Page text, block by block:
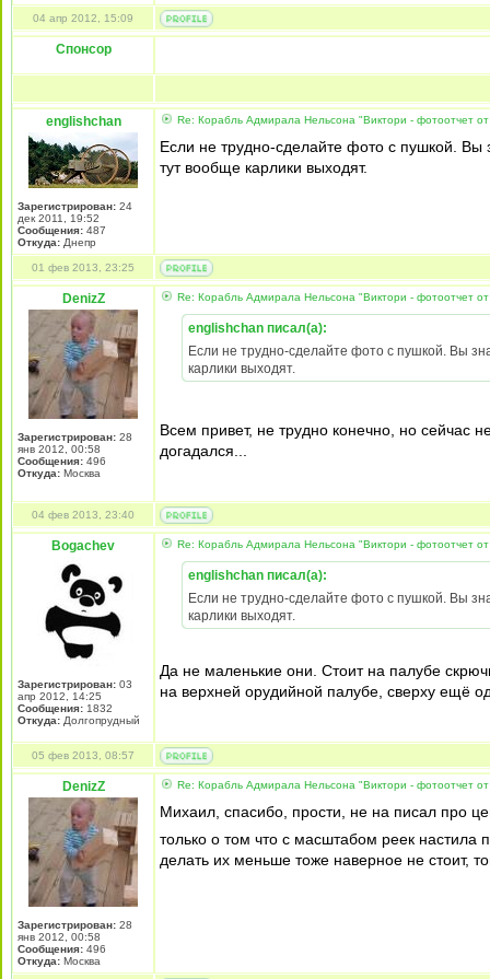
04 апр 2012, 15:09
Спонсор
englishchan
Зарегистрирован: 24
дек 2011, 19:52
Сообщения: 487
Откуда: Днепр
Re: Корабль Адмирала Нельсона "Виктори - фотоотчет от
Если не трудно-сделайте фото с пушкой. Вы
тут вообще карлики выходят.
01 фев 2013, 23:25
DenizZ
Зарегистрирован: 28
янв 2012, 00:58
Сообщения: 496
Откуда: Москва
Re: Корабль Адмирала Нельсона "Виктори - фотоотчет от
englishchan писал(а):
Если не трудно-сделайте фото с пушкой. Вы
карлики выходят.
Всем привет, не трудно конечно, но сейчас
догадался...
04 фев 2013, 23:40
Bogachev
Зарегистрирован: 03
апр 2012, 14:25
Сообщения: 1832
Откуда: Долгопрудный
Re: Корабль Адмирала Нельсона "Виктори - фотоотчет от
englishchan писал(а):
Если не трудно-сделайте фото с пушкой. Вы
карлики выходят.
Да не маленькие они. Стоит на палубе
на верхней орудийной палубе, сверху ещё
05 фев 2013, 08:57
DenizZ
Зарегистрирован: 28
янв 2012, 00:58
Сообщения: 496
Откуда: Москва
Re: Корабль Адмирала Нельсона "Виктори - фотоотчет от
Михаил, спасибо, прости, не на писал про
только о том что с масштабом реек настила
делать их меньше тоже наверное не стоит,